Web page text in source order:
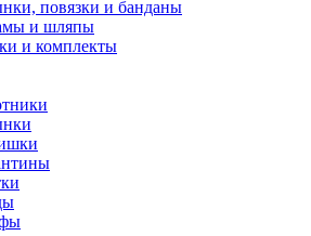
повязки и банданы
и шляпы
и комплекты